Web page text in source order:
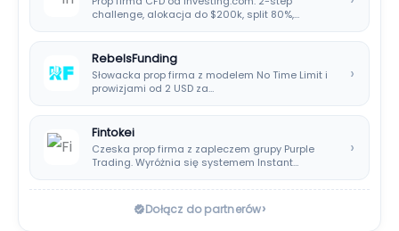
challenge, alokacja do $200k, split 80%,
RebelsFunding
Słowacka prop firma z modelem No Time Limit i
prowizjami od 2 USD za…
›
Fintokei
Czeska prop firma z zapleczem grupy Purple
Trading. Wyróżnia się systemem Instant
›
Dołącz do partnerów›